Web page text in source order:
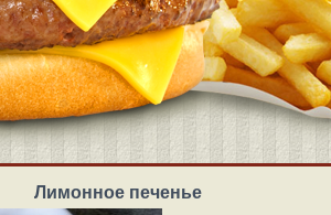
Лимонное печенье